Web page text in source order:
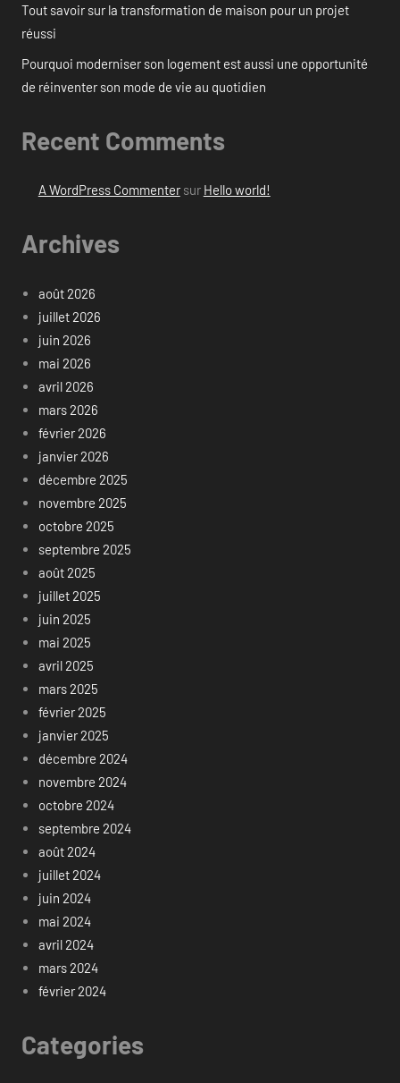
Tout savoir sur la transformation de maison pour un projet
réussi
Pourquoi moderniser son logement est aussi une opportunité
de réinventer son mode de vie au quotidien
Recent Comments
A WordPress Commentersur Hello world!
Archives
août 2026
juillet 2026
juin 2026
mai 2026
avril 2026
mars 2026
février 2026
janvier 2026
décembre 2025
novembre 2025
octobre 2025
septembre 2025
août 2025
juillet 2025
juin 2025
mai 2025
avril 2025
mars 2025
février 2025
janvier 2025
décembre 2024
novembre 2024
octobre 2024
septembre 2024
août 2024
juillet 2024
juin 2024
mai 2024
avril 2024
mars 2024
février 2024
Categories